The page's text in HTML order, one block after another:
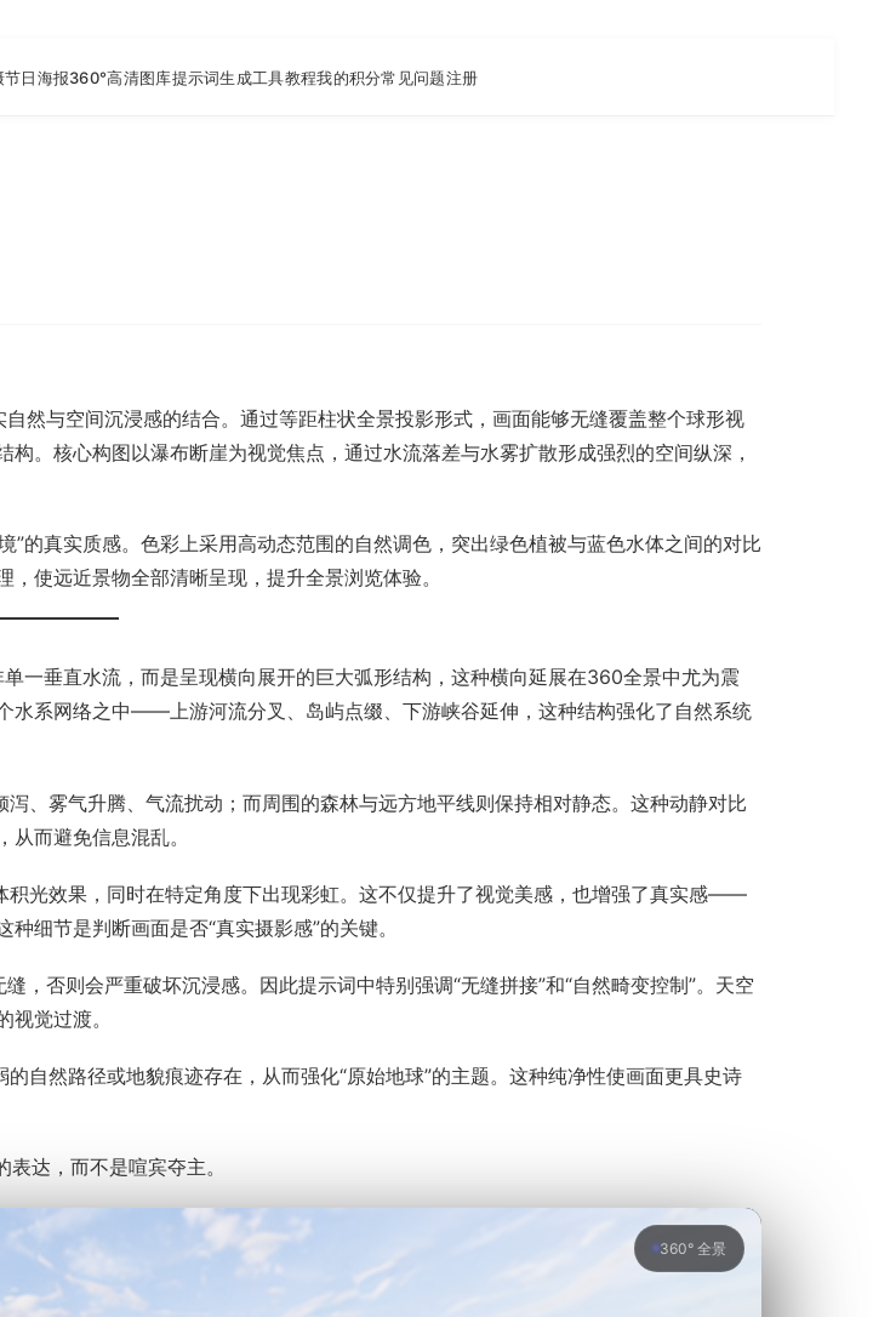
节日海报360°高清图库提示词生成工具教程我的积分常见问题注册
然与空间沉浸感的结合。通过等距柱状全景投影形式，画面能够无缝覆盖整个球形视
。核心构图以瀑布断崖为视觉焦点，通过水流落差与水雾扩散形成强烈的空间纵深，
”的真实质感。色彩上采用高动态范围的自然调色，突出绿色植被与蓝色水体之间的对比
使远近景物全部清晰呈现，提升全景浏览体验。
一垂直水流，而是呈现横向展开的巨大弧形结构，这种横向延展在360全景中尤为震
水系网络之中——上游河流分叉、岛屿点缀、下游峡谷延伸，这种结构强化了自然系统
、雾气升腾、气流扰动；而周围的森林与远方地平线则保持相对静态。这种动静对比
而避免信息混乱。
积光效果，同时在特定角度下出现彩虹。这不仅提升了视觉美感，也增强了真实感——
细节是判断画面是否“真实摄影感”的关键。
，否则会严重破坏沉浸感。因此提示词中特别强调“无缝拼接”和“自然畸变控制”。天空
觉过渡。
自然路径或地貌痕迹存在，从而强化“原始地球”的主题。这种纯净性使画面更具史诗
达，而不是喧宾夺主。
360° 全景